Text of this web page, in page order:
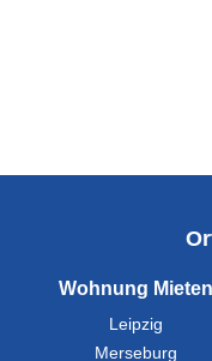
Wohnung Mieten
Leipzig
Merseburg